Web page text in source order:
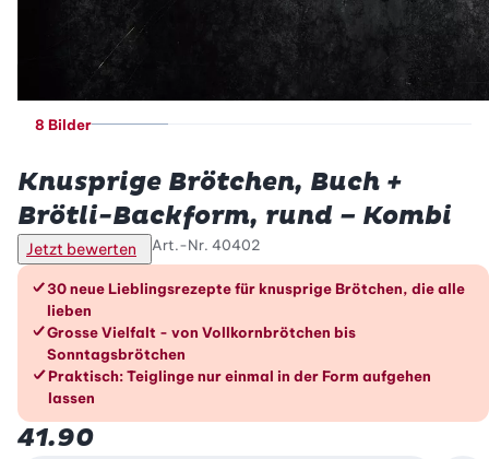
8 Bilder
Knusprige Brötchen, Buch +
Brötli-Backform, rund – Kombi
Jetzt bewerten Art.-Nr. 40402
Die Vorteile im Überblick
30 neue Lieblingsrezepte für knusprige Brötchen, die alle
lieben
Grosse Vielfalt - von Vollkornbrötchen bis
Sonntagsbrötchen
Praktisch: Teiglinge nur einmal in der Form aufgehen
lassen
41.90